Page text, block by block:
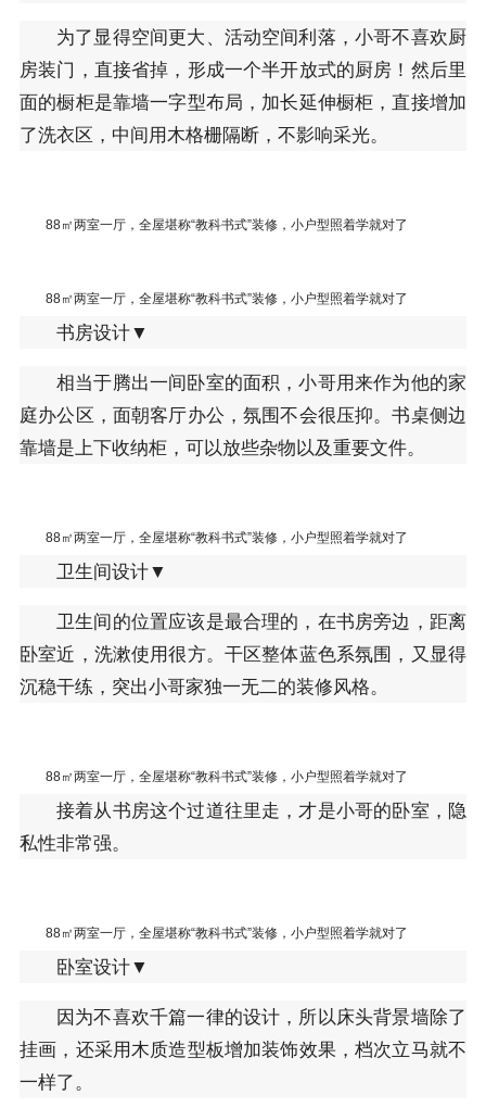
为了显得空间更大、活动空间利落，小哥不喜欢厨
房装门，直接省掉，形成一个半开放式的厨房！然后里
面的橱柜是靠墙一字型布局，加长延伸橱柜，直接增加
了洗衣区，中间用木格栅隔断，不影响采光。
88㎡两室一厅，全屋堪称“教科书式”装修，小户型照着学就对了
88㎡两室一厅，全屋堪称“教科书式”装修，小户型照着学就对了
书房设计▼
相当于腾出一间卧室的面积，小哥用来作为他的家
庭办公区，面朝客厅办公，氛围不会很压抑。书桌侧边
靠墙是上下收纳柜，可以放些杂物以及重要文件。
88㎡两室一厅，全屋堪称“教科书式”装修，小户型照着学就对了
卫生间设计▼
卫生间的位置应该是最合理的，在书房旁边，距离
卧室近，洗漱使用很方。干区整体蓝色系氛围，又显得
沉稳干练，突出小哥家独一无二的装修风格。
88㎡两室一厅，全屋堪称“教科书式”装修，小户型照着学就对了
接着从书房这个过道往里走，才是小哥的卧室，隐
私性非常强。
88㎡两室一厅，全屋堪称“教科书式”装修，小户型照着学就对了
卧室设计▼
因为不喜欢千篇一律的设计，所以床头背景墙除了
挂画，还采用木质造型板增加装饰效果，档次立马就不
一样了。